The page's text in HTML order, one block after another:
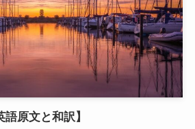
原文と和訳】